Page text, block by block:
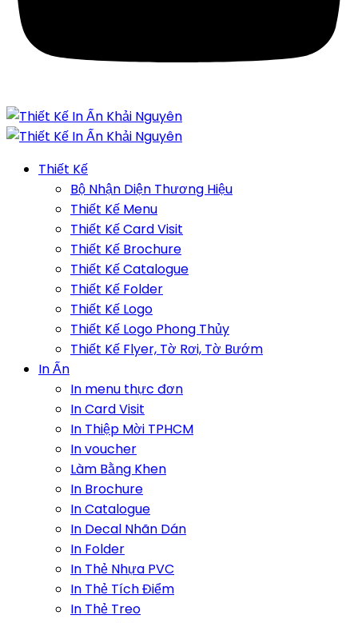
Thiết Kế
Bộ Nhận Diện Thương Hiệu
Thiết Kế Menu
Thiết Kế Card Visit
Thiết Kế Brochure
Thiết Kế Catalogue
Thiết Kế Folder
Thiết Kế Logo
Thiết Kế Logo Phong Thủy
Thiết Kế Flyer, Tờ Rơi, Tờ Bướm
In Ấn
In menu thực đơn
In Card Visit
In Thiệp Mời TPHCM
In voucher
Làm Bằng Khen
In Brochure
In Catalogue
In Decal Nhãn Dán
In Folder
In Thẻ Nhựa PVC
In Thẻ Tích Điểm
In Thẻ Treo